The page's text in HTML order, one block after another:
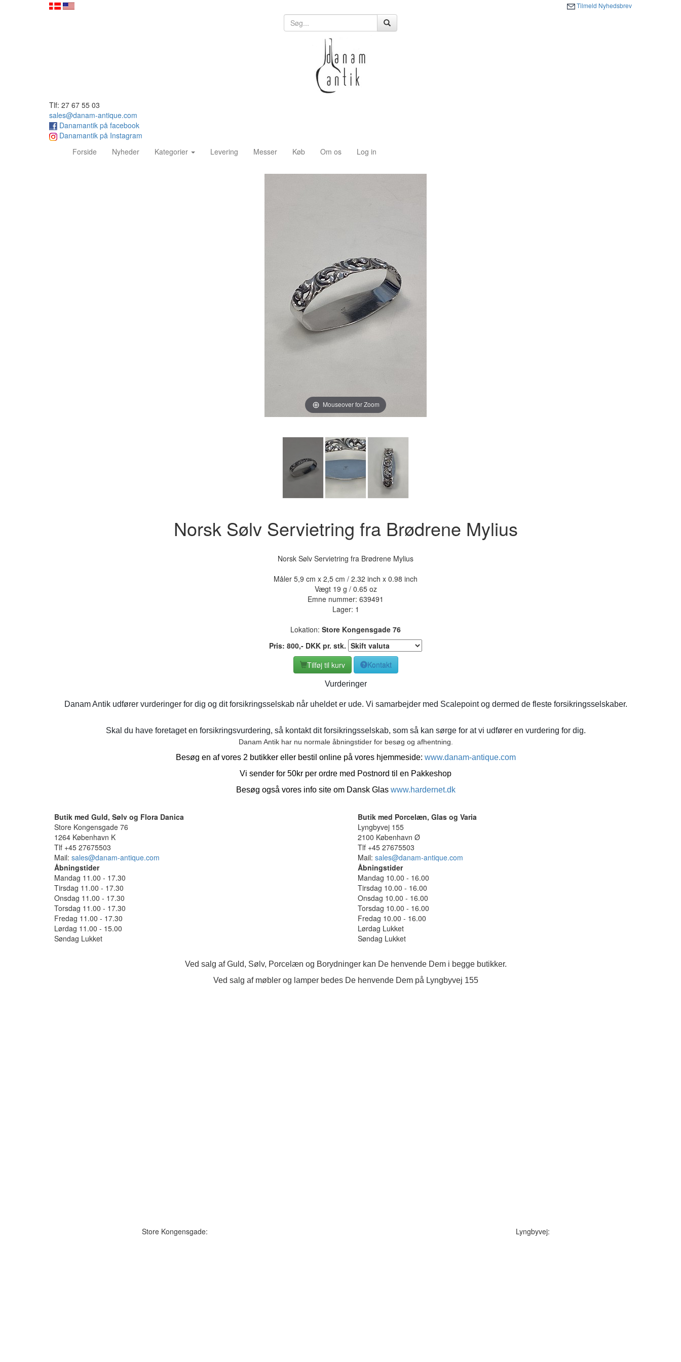
Tilmeld Nyhedsbrev
Tlf: 27 67 55 03
sales@danam-antique.com
Danamantik på facebook
Danamantik på Instagram
Forside (current)Nyheder Kategorier Levering Messer Køb Om os Log in
Mouseover for Zoom
Norsk Sølv Servietring fra Brødrene Mylius
Norsk Sølv Servietring fra Brødrene Mylius
Måler 5,9 cm x 2,5 cm / 2.32 inch x 0.98 inch
Vægt 19 g / 0.65 oz
Emne nummer: 639491
Lager: 1
Lokation: Store Kongensgade 76
Pris: 800,- DKK pr. stk.
Tilføj til kurv
Kontakt
Vurderinger
Danam Antik udfører vurderinger for dig og dit forsikringsselskab når uheldet er ude. Vi samarbejder med Scalepoint og dermed de fleste forsikringsselskaber.
Skal du have foretaget en forsikringsvurdering, så kontakt dit forsikringsselskab, som så kan sørge for at vi udfører en vurdering for dig.
Danam Antik har nu normale åbningstider for besøg og afhentning.
Besøg en af vores 2 butikker eller bestil online på vores hjemmeside: www.danam-antique.com
Vi sender for 50kr per ordre med Postnord til en Pakkeshop
Besøg også vores info site om Dansk Glas www.hardernet.dk
Butik med Guld, Sølv og Flora Danica
Butik med Porcelæn, Glas og Varia
Store Kongensgade 76
Lyngbyvej 155
1264 København K
2100 København Ø
Tlf +45 27675503
Tlf +45 27675503
Mail: sales@danam-antique.com Mail: sales@danam-antique.com
Åbningstider
Åbningstider
Mandag 11.00 - 17.30
Mandag 10.00 - 16.00
Tirsdag 11.00 - 17.30
Tirsdag 10.00 - 16.00
Onsdag 11.00 - 17.30
Onsdag 10.00 - 16.00
Torsdag 11.00 - 17.30
Torsdag 10.00 - 16.00
Fredag 11.00 - 17.30
Fredag 10.00 - 16.00
Lørdag 11.00 - 15.00
Lørdag Lukket
Søndag Lukket
Søndag Lukket
Ved salg af Guld, Sølv, Porcelæn og Borydninger kan De henvende Dem i begge butikker.
Ved salg af møbler og lamper bedes De henvende Dem på Lyngbyvej 155
Store Kongensgade: Lyngbyvej: